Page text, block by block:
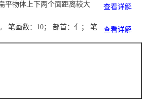
平物体上下两个面距离较大
查看详解
笔画数：10； 部首：亻； 笔
查看详解